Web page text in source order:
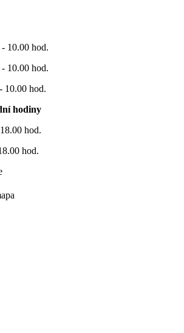
10.00 hod.
hod.
8.00 - 10.00 hod.
hodiny
hod.
hod.